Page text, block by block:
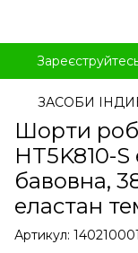
ЗАСОБИ
Шорти
HT5K810-S
бавовна,
еластан
Артикул: